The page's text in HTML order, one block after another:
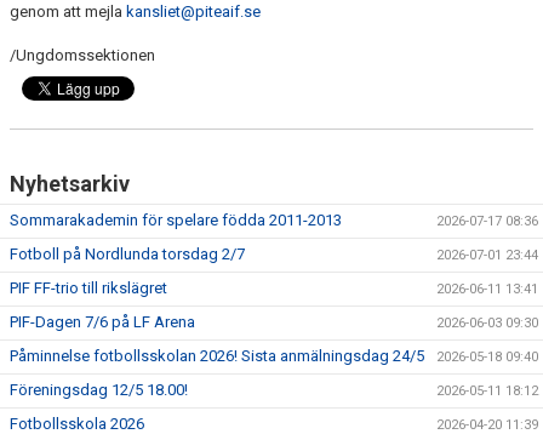
genom att mejla kansliet@piteaif.se
/Ungdomssektionen
Nyhetsarkiv
Sommarakademin för spelare födda 2011-2013 2026-07-17 08:36
Fotboll på Nordlunda torsdag 2/7 2026-07-01 23:44
PIF FF-trio till rikslägret 2026-06-11 13:41
PIF-Dagen 7/6 på LF Arena 2026-06-03 09:30
Påminnelse fotbollsskolan 2026! Sista anmälningsdag 24/5 2026-05-18 09:40
Föreningsdag 12/5 18.00! 2026-05-11 18:12
Fotbollsskola 2026 2026-04-20 11:39